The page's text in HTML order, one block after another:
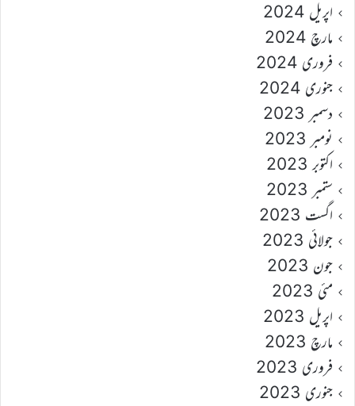
اپریل 2024
مارچ 2024
فروری 2024
جنوری 2024
دسمبر 2023
نومبر 2023
اکتوبر 2023
ستمبر 2023
اگست 2023
جولائی 2023
جون 2023
مئی 2023
اپریل 2023
مارچ 2023
فروری 2023
جنوری 2023